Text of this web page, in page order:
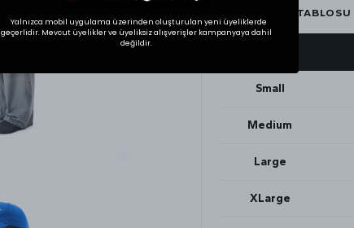
BEDEN ÖLÇÜ TABLOSU
Small
Medium
Large
XLarge
Yalnızca mobil uygulama üzerinden oluşturulan yeni üyeliklerde
geçerlidir. Mevcut üyelikler ve üyeliksiz alışverişler kampanyaya dahil
değildir.